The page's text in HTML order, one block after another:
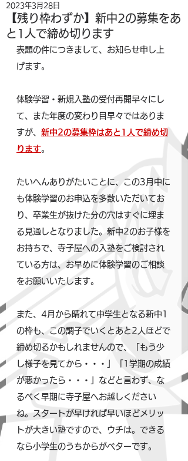
【残り枠わずか】新中2の募集をあ
と1人で締め切ります
2023年3月28日
表題の件につきまして、お知らせ申し上
げます。
体験学習・新規入塾の受付再開早々にし
て、また年度の変わり目早々ではありま
すが、 新中2の募集枠はあと1人で締め切
ります。
たいへんありがたいことに、この3月中に
も体験学習のお申込を多数いただいてお
り、卒業生が抜けた分の穴はすぐに埋ま
る見通しとなりました。新中2のお子様を
お持ちで、寺子屋への入塾をご検討され
ている方は、お早めに体験学習のご相談
をお願いいたします。
また、4月から晴れて中学生となる新中1
の枠も、この調子でいくとあと2人ほどで
締め切るかもしれませんので、「もう少
し様子を見てから・・・」「1学期の成績
が悪かったら・・・」などと言わず、な
るべく早期に寺子屋へお越しください
ね。スタートが早ければ早いほどメリッ
トが大きい塾ですので、ウチは。できる
なら小学生のうちからがベターです。